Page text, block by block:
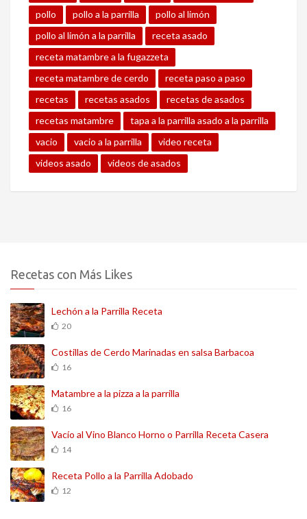
pollo
pollo a la parrilla
pollo al limón
pollo al limón a la parrilla
receta asado
receta matambre a la fugazzeta
receta matambre de cerdo
receta paso a paso
recetas
recetas asados
recetas de asados
recetas matambre
tapa a la parrilla asado a la parrilla
vacio
vacio a la parrilla
video receta
videos asado
videos de asados
Recetas con Más Likes
Lechón a la Parrilla Receta
20
Costillas de Cerdo Marinadas en salsa Barbacoa
16
Matambre a la pizza a la parrilla
16
Vacío al Vino Blanco Horno o Parrilla Receta Casera
14
Receta Pollo a la Parrilla Adobado
12